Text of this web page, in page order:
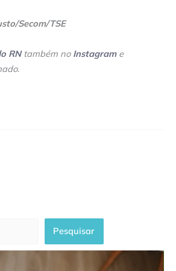
Secom/TSE
RNtambém no Instagrame
.
Pesquisar